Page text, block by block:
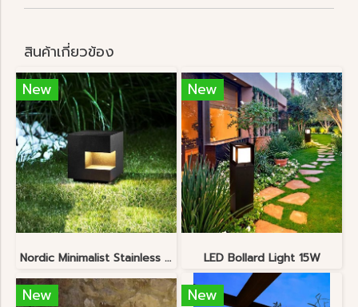
สินค้าเกี่ยวข้อง
New
Nordic Minimalist Stainless Steel Lawn Lamp
New
LED Bollard Light 15W
New New